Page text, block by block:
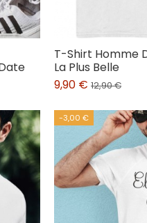
T-Shirt Homme
La Plus Belle
9,90 € 12,90 €
-3,00 €